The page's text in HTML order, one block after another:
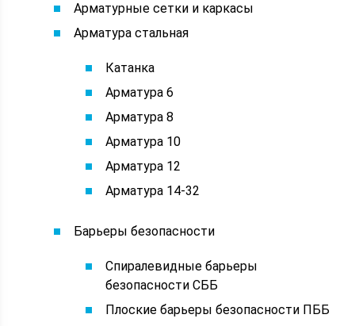
Арматурные сетки и каркасы
Арматура стальная
Катанка
Арматура 6
Арматура 8
Арматура 10
Арматура 12
Арматура 14-32
Барьеры безопасности
Спиралевидные барьеры
безопасности СББ
Плоские барьеры безопасности ПББ